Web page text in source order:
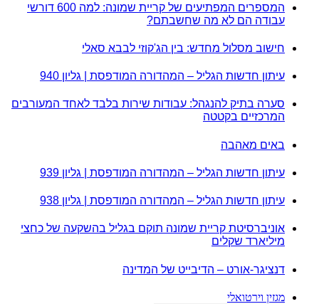
המספרים המפתיעים של קריית שמונה: למה 600 דורשי
עבודה הם לא מה שחשבתם?
חישוב מסלול מחדש: בין הג'קוזי לבבא סאלי
עיתון חדשות הגליל – המהדורה המודפסת | גליון 940
סערה בתיק להנגהל: עבודות שירות בלבד לאחד המעורבים
המרכזיים בקטטה
באים מאהבה
עיתון חדשות הגליל – המהדורה המודפסת | גליון 939
עיתון חדשות הגליל – המהדורה המודפסת | גליון 938
אוניברסיטת קריית שמונה תוקם בגליל בהשקעה של כחצי
מיליארד שקלים
דנציגר-אורט – הדיבייט של המדינה
מגזין וירטואלי